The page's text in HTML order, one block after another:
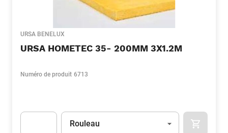
URSA BENELUX
URSA HOMETEC 35- 200MM 3X1.2M
Numéro de produit 6713
Unité
Rouleau